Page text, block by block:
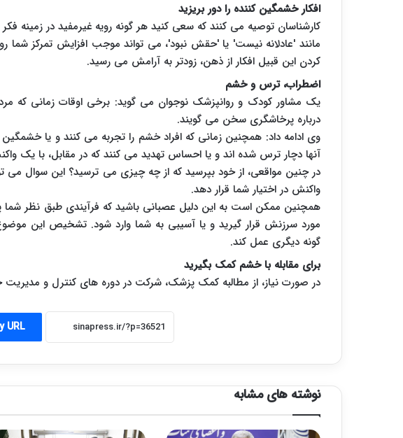
افکار خشمگین کننده را دور بریزید
کارشناسان توصیه می کنند که سعی کنید هر گونه رویه غیرمفید در زمینه فکر
مانند 'عادلانه نیست' یا 'حقش نبود'، می تواند موجب افزایش تمرکز
کردن این قبیل افکار از ذهن، زودتر به آرامش می رسید.
اضطراب، ترس و خشم
یک مشاور کودک و روانپزشک نوجوان می گوید: برخی اوقات زمانی که
درباره پرخاشگری سخن می گویند.
وی ادامه داد: همچنین زمانی که افراد خشم را تجربه می کنند و یا
آنها دچار ترس شده اند و یا احساس تهدید می کنند که در مقابل، با یک
در چنین مواقعی، از خود بپرسید که از چه چیزی می ترسید؟ این سوال می
واکنش در اختیار شما قرار دهد.
همچنین ممکن است به این دلیل عصبانی باشید که فرآیندی طبق نظر
مورد سرزنش قرار گیرید و یا آسیبی به شما وارد شود. تشخیص این
گونه دیگری عمل کند.
برای مقابله با خشم کمک بگیرید
در صورت نیاز، از مطالبه کمک پزشک، شرکت در دوره های کنترل و
URL
نوشته های مشابه